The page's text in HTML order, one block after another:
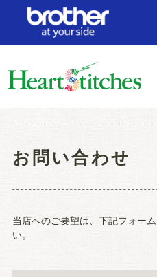
お問い合わせ
当店へのご要望は、下記フォー
い。
ログイン/新規会員登録
ジャンルから探す